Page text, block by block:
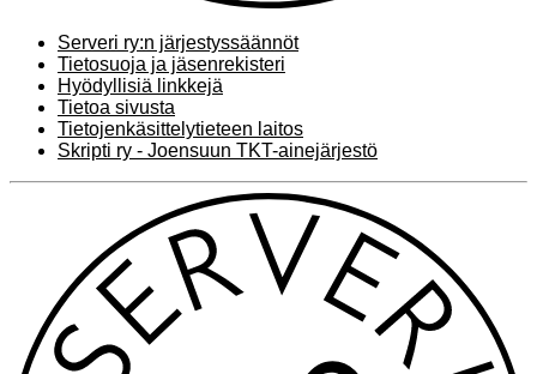
Serveri ry:n järjestyssäännöt
Tietosuoja ja jäsenrekisteri
Hyödyllisiä linkkejä
Tietoa sivusta
Tietojenkäsittelytieteen laitos
Skripti ry - Joensuun TKT-ainejärjestö